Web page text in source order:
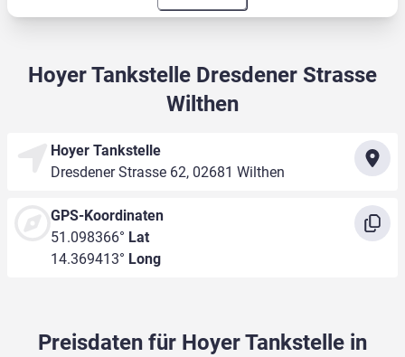
Hoyer Tankstelle Dresdener Strasse
Wilthen
Hoyer Tankstelle
Dresdener Strasse 62, 02681 Wilthen
GPS-Koordinaten
51.098366° Lat
14.369413° Long
Preisdaten für Hoyer Tankstelle in